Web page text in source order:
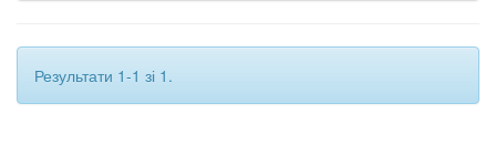
Результати 1-1 зі 1.